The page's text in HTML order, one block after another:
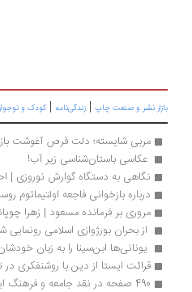
نشر و صنعت چاپ|زندگی‌نامه |کودک و نوجوان |رمان
مربی شایسته؛ دلت قرص آغوشت باز
عکاسی باستان‌شناسی زیر آب!
نگاهی به دستگاه گوارش نوروزی | احسان
درباره بازخوانی فاجعه اولتیماتوم روسیه به
مروری بر فرمانده مسعود | زهرا چوپانکاره
از بحران بورژوازی اسلامی رونمایی شد
یونانی‌ها ابن‌سینا را به زبان خودشان
قرائت ایستا از دین با روشنفکری در